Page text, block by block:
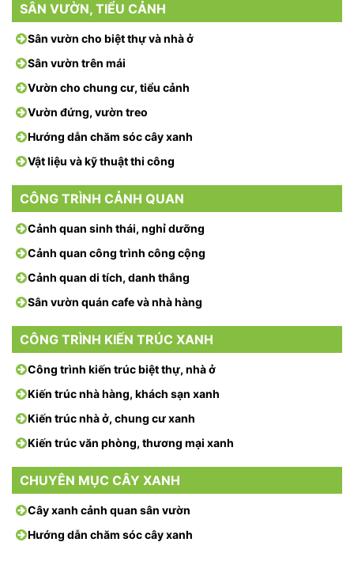
SÂN VƯỜN, TIỂU CẢNH
Sân vườn cho biệt thự và nhà ở
Sân vườn trên mái
Vườn cho chung cư, tiểu cảnh
Vườn đứng, vườn treo
Hướng dẫn chăm sóc cây xanh
Vật liệu và kỹ thuật thi công
CÔNG TRÌNH CẢNH QUAN
Cảnh quan sinh thái, nghỉ dưỡng
Cảnh quan công trình công cộng
Cảnh quan di tích, danh thắng
Sân vườn quán cafe và nhà hàng
CÔNG TRÌNH KIẾN TRÚC XANH
Công trình kiến trúc biệt thự, nhà ở
Kiến trúc nhà hàng, khách sạn xanh
Kiến trúc nhà ở, chung cư xanh
Kiến trúc văn phòng, thương mại xanh
CHUYÊN MỤC CÂY XANH
Cây xanh cảnh quan sân vườn
Hướng dẫn chăm sóc cây xanh